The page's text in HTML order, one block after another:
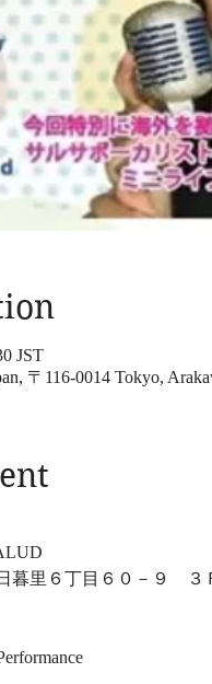
JST
〒116-0014 Tokyo,
暮里６丁目６０－９　３